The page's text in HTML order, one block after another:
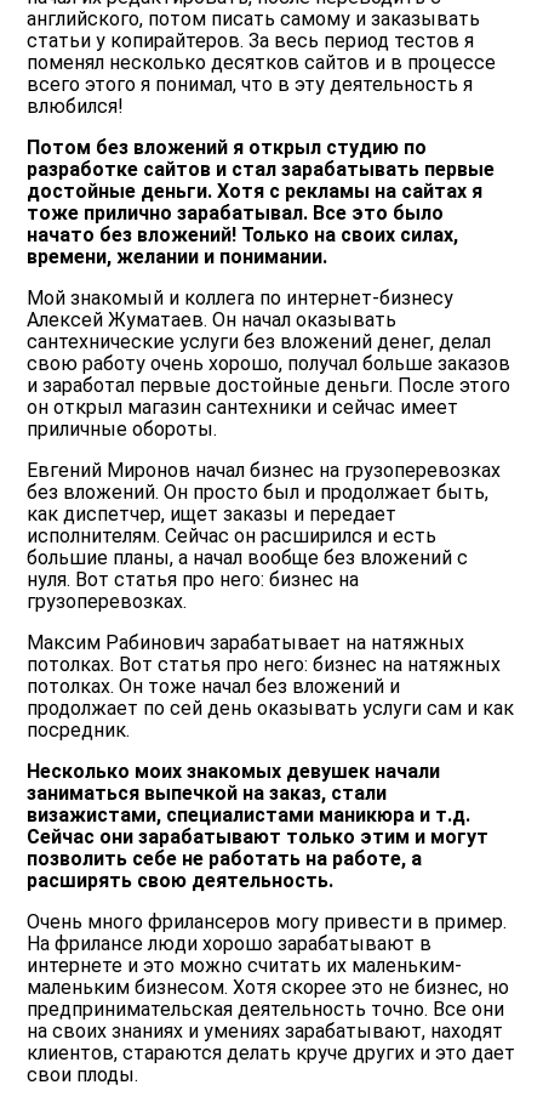
английского, потом писать самому и заказывать
статьи у копирайтеров. За весь период тестов я
поменял несколько десятков сайтов и в процессе
всего этого я понимал, что в эту деятельность я
влюбился!
Потом без вложений я открыл студию по
разработке сайтов и стал зарабатывать первые
достойные деньги. Хотя с рекламы на сайтах я
тоже прилично зарабатывал. Все это было
начато без вложений! Только на своих силах,
времени, желании и понимании.
Мой знакомый и коллега по интернет-бизнесу
Алексей Жуматаев. Он начал оказывать
сантехнические услуги без вложений денег, делал
свою работу очень хорошо, получал больше заказов
и заработал первые достойные деньги. После этого
он открыл магазин сантехники и сейчас имеет
приличные обороты.
Евгений Миронов начал бизнес на грузоперевозках
без вложений. Он просто был и продолжает быть,
как диспетчер, ищет заказы и передает
исполнителям. Сейчас он расширился и есть
большие планы, а начал вообще без вложений с
нуля. Вот статья про него: бизнес на
грузоперевозках.
Максим Рабинович зарабатывает на натяжных
потолках. Вот статья про него: бизнес на натяжных
потолках. Он тоже начал без вложений и
продолжает по сей день оказывать услуги сам и как
посредник.
Несколько моих знакомых девушек начали
заниматься выпечкой на заказ, стали
визажистами, специалистами маникюра и т.д.
Сейчас они зарабатывают только этим и могут
позволить себе не работать на работе, а
расширять свою деятельность.
Очень много фрилансеров могу привести в пример.
На фрилансе люди хорошо зарабатывают в
интернете и это можно считать их маленьким-
маленьким бизнесом. Хотя скорее это не бизнес, но
предпринимательская деятельность точно. Все они
на своих знаниях и умениях зарабатывают, находят
клиентов, стараются делать круче других и это дает
свои плоды.